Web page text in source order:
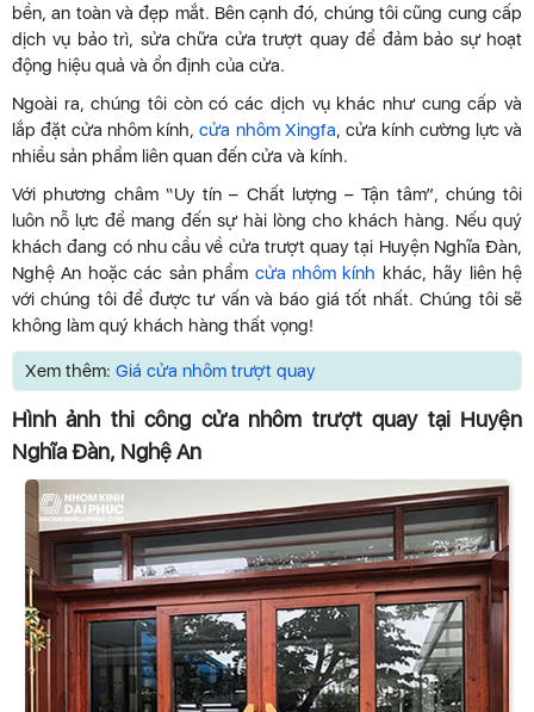
bền, an toàn và đẹp mắt. Bên cạnh đó, chúng tôi cũng cung cấp
dịch vụ bảo trì, sửa chữa cửa trượt quay để đảm bảo sự hoạt
động hiệu quả và ổn định của cửa.
Ngoài ra, chúng tôi còn có các dịch vụ khác như cung cấp và
lắp đặt cửa nhôm kính,cửa nhôm Xingfa, cửa kính cường lực và
nhiều sản phẩm liên quan đến cửa và kính.
Với phương châm “Uy tín – Chất lượng – Tận tâm”, chúng tôi
luôn nỗ lực để mang đến sự hài lòng cho khách hàng. Nếu quý
khách đang có nhu cầu về cửa trượt quay tại Huyện Nghĩa Đàn,
Nghệ An hoặc các sản phẩm cửa nhôm kính khác, hãy liên hệ
với chúng tôi để được tư vấn và báo giá tốt nhất. Chúng tôi sẽ
không làm quý khách hàng thất vọng!
Xem thêm: Giá cửa nhôm trượt quay
Hình ảnh thi công cửa nhôm trượt quay tại Huyện
Nghĩa Đàn, Nghệ An